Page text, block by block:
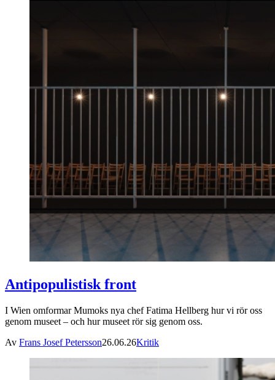
Antipopulistisk front
I Wien omformar Mumoks nya chef Fatima Hellberg hur vi rör oss
genom museet – och hur museet rör sig genom oss.
Av Frans Josef Petersson26.06.26Kritik